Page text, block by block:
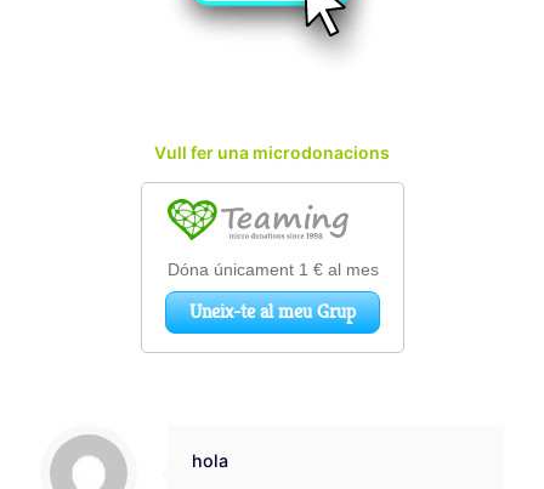
Vull fer una microdonacions
hola